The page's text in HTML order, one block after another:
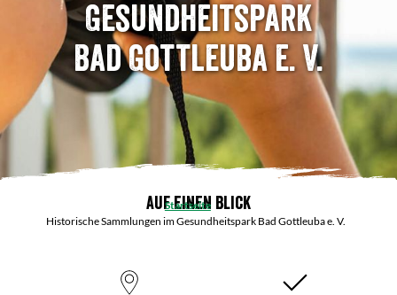
Gesundheitspark
Bad Gottleuba e. V.
Startseite
Historische Sammlungen im Gesundheitspark Bad Gottleuba e. V.
Auf einen Blick